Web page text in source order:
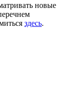
новые
здесь.